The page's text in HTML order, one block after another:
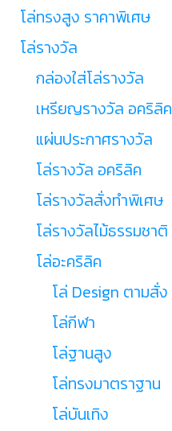
โล่ทรงสูง ราคาพิเศษ
โล่รางวัล
กล่องใส่โล่รางวัล
เหรียญรางวัล อคริลิค
แผ่นประกาศรางวัล
โล่รางวัล อคริลิค
โล่รางวัลสั่งทำพิเศษ
โล่รางวัลไม้ธรรมชาติ
โล่อะคริลิค
โล่ Design ตามสั่ง
โล่กีฬา
โล่ฐานสูง
โล่ทรงมาตราฐาน
โล่บันเทิง